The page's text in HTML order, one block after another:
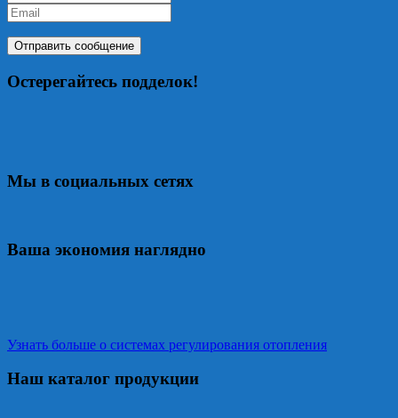
Остерегайтесь подделок!
Мы в социальных сетях
Ваша экономия наглядно
Узнать больше о системах регулирования отопления
Наш каталог продукции